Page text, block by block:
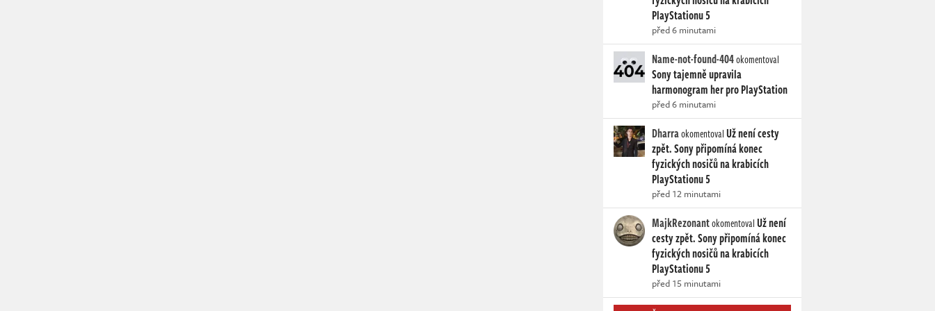
PlayStationu 5
před 6 minutami
Name-not-found-404okomentoval
Sony tajemně upravila
harmonogram her pro PlayStation
před 6 minutami
DharraokomentovalUž není cesty
zpět. Sony připomíná konec
fyzických nosičů na krabicích
PlayStationu 5
před 12 minutami
MajkRezonantokomentovalUž není
cesty zpět. Sony připomíná konec
fyzických nosičů na krabicích
PlayStationu 5
před 15 minutami